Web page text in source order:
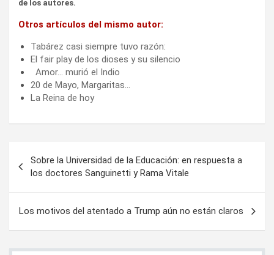
de los autores.
Otros artículos del mismo autor:
Tabárez casi siempre tuvo razón:
El fair play de los dioses y su silencio
Amor… murió el Indio
20 de Mayo, Margaritas…
La Reina de hoy
de
entradas
Sobre la Universidad de la Educación: en respuesta a
los doctores Sanguinetti y Rama Vitale
Los motivos del atentado a Trump aún no están claros